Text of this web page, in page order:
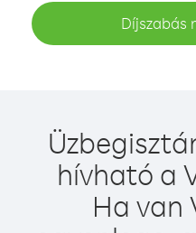
Díjszabás
hívható a
Ha van